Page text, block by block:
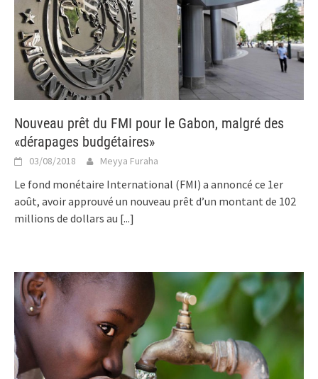
Nouveau prêt du FMI pour le Gabon, malgré des
«dérapages budgétaires»
03/08/2018 Meyya Furaha
Le fond monétaire International (FMI) a annoncé ce 1er
août, avoir approuvé un nouveau prêt d’un montant de 102
millions de dollars au [...]